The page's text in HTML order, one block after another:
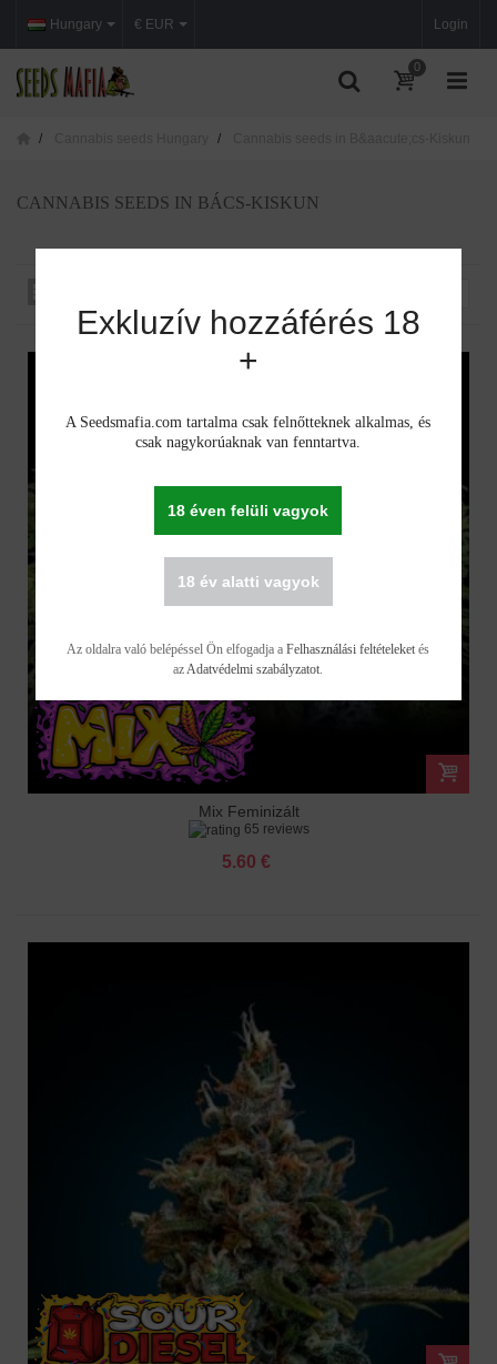
Hungary Login
€ EUR
0
CANNABIS SEEDS IN BÁCS-KISKUN
Mix Feminizált
65 reviews
5.60 €
Exkluzív hozzáférés 18
+
A Seedsmafia.com tartalma csak felnőtteknek alkalmas, és
csak nagykorúaknak van fenntartva.
18 éven felüli vagyok
18 év alatti vagyok
Az oldalra való belépéssel Ön elfogadja aFelhasználási feltételeket és
azAdatvédelmi szabályzatot.